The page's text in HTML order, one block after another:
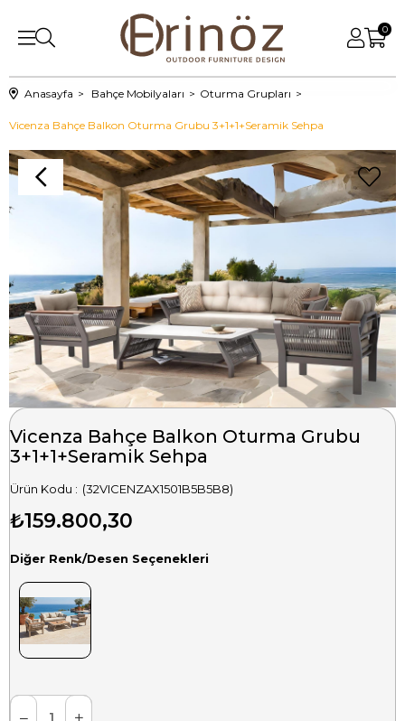
0
Anasayfa Bahçe Mobilyaları Oturma Grupları
Vicenza Bahçe Balkon Oturma Grubu 3+1+1+Seramik Sehpa
Vicenza Bahçe Balkon Oturma Grubu
3+1+1+Seramik Sehpa
(32VICENZAX1501B5B5B8)
₺159.800,30
Diğer Renk/Desen Seçenekleri